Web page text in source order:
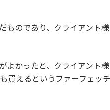
ものであり、クライアント
よかったと、クライアント
買えるというファーフェッ